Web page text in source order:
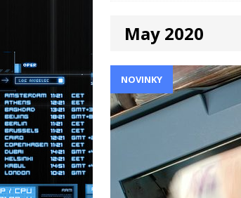
[ 31.12.2025
energie
[ 30.3.2026 ]
[ 21.2.2026
pomoci
May 2020
NOVINKY